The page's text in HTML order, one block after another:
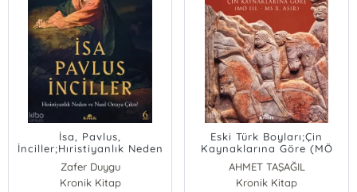
İsa, Pavlus,
İnciller;Hıristiyanlık Neden
ve Nasıl Ortaya Çıktı?
Zafer Duygu
Kronik Kitap
Eski Türk Boyları;Çin
Kaynaklarına Göre (MÖ
III. - MS X. Asır)
AHMET TAŞAĞIL
Kronik Kitap